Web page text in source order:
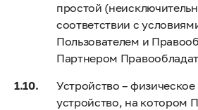
простой
соответствии с
Пользователем и
Партнером
Устройство –
устройство, на котором